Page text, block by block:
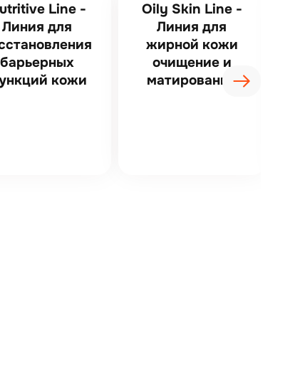
Line -
Линия для
барьерных
кожи
Oily Skin Line -
Линия для
жирной кожи
очищение и
матирование